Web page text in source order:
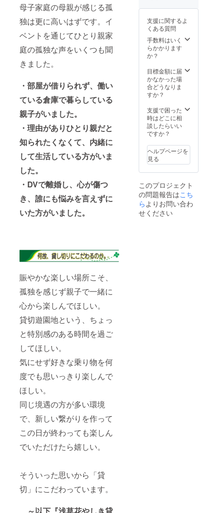
母子家庭の母親が感じる孤
独は更に高いはずです。イ
ベントを通じてひとり親家
庭の孤独な声をいくつも聞
きました。
・部屋が借りられず、働い
ている倉庫で暮らしている
親子がいました。
・理由がありひとり親だと
知られたくなくて、内緒に
して生活している方がいま
した。
・DVで離婚し、心が傷つ
き、誰にも悩みを言えずに
いた方がいました。
賑やかな楽しい場所こそ、
孤独を感じず親子で一緒に
心から楽しんでほしい。
貸切遊園地という、ちょっ
と特別感のある時間を過ご
してほしい。
気にせず好きな乗り物を何
度でも思いっきり楽しんで
ほしい。
同じ境遇の方が多い環境
で、新しい繋がりを作って
この日が終わっても楽しん
でいただけたら嬉しい。
そういった思いから「貸
切」にこだわっています。
～以下『浅草花やしき貸
す。 ※
マイク2
本有り
※備考欄
にお名
前とご
下さ
い。 ※
支援者
滞在費
は自費
になり
ます。
風俗関
係はお
断りし
ており
■お礼
メール
■参加者
様の感
想レ
とり親
名ご提
供(軽食
付)と同
じ金額
になり
※ご自身
は参加
出来ま
せん ■
メール
■参加者
様の感
想レ
PDFを
メール
にて添
付致し
支援に関するよ
くある質問
手数料はいく
らかかります
か？
目標金額に届
かなかった場
合どうなりま
すか？
支援で困った
時はどこに相
談したらいい
ですか？
ヘルプページを
見る
このプロジェクト
の問題報告はこち
ら よりお問い合わ
せください